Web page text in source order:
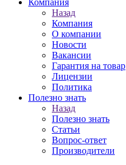
Компания
Назад
Компания
О компании
Новости
Вакансии
Гарантия на товар
Лицензии
Политика
Полезно знать
Назад
Полезно знать
Статьи
Вопрос-ответ
Производители